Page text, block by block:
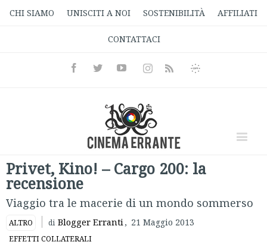
CHI SIAMO UNISCITI A NOI SOSTENIBILITÀ AFFILIATI
CONTATTACI
FacebookTwitterYoutubeInstagramRss
Informativa
Privet, Kino! – Cargo 200: la
recensione
Viaggio tra le macerie di un mondo sommerso
ALTRO di Blogger Erranti, 21 Maggio 2013
EFFETTI COLLATERALI